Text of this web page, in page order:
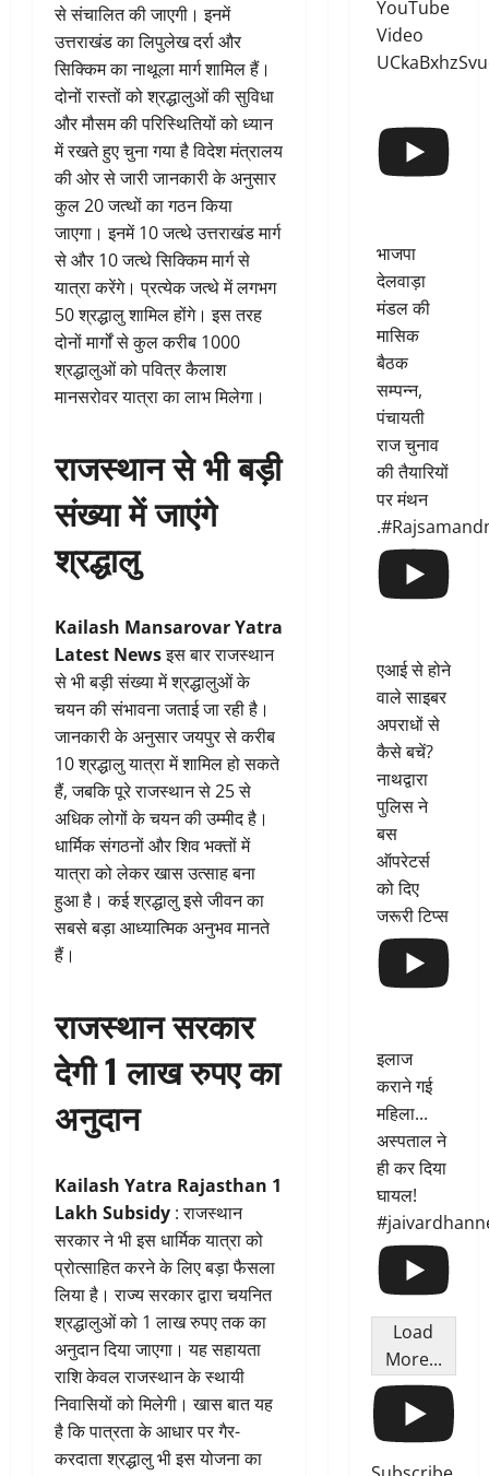
से संचालित की जाएगी। इनमें
उत्तराखंड का लिपुलेख दर्रा और
सिक्किम का नाथूला मार्ग शामिल हैं।
दोनों रास्तों को श्रद्धालुओं की सुविधा
और मौसम की परिस्थितियों को ध्यान
में रखते हुए चुना गया है विदेश मंत्रालय
की ओर से जारी जानकारी के अनुसार
कुल 20 जत्थों का गठन किया
जाएगा। इनमें 10 जत्थे उत्तराखंड मार्ग
से और 10 जत्थे सिक्किम मार्ग से
यात्रा करेंगे। प्रत्येक जत्थे में लगभग
50 श्रद्धालु शामिल होंगे। इस तरह
दोनों मार्गों से कुल करीब 1000
श्रद्धालुओं को पवित्र कैलाश
मानसरोवर यात्रा का लाभ मिलेगा।
राजस्थान से भी बड़ी
संख्या में जाएंगे
श्रद्धालु
Kailash Mansarovar Yatra
Latest Newsइस बार राजस्थान
से भी बड़ी संख्या में श्रद्धालुओं के
चयन की संभावना जताई जा रही है।
जानकारी के अनुसार जयपुर से करीब
10 श्रद्धालु यात्रा में शामिल हो सकते
हैं, जबकि पूरे राजस्थान से 25 से
अधिक लोगों के चयन की उम्मीद है।
धार्मिक संगठनों और शिव भक्तों में
यात्रा को लेकर खास उत्साह बना
हुआ है। कई श्रद्धालु इसे जीवन का
सबसे बड़ा आध्यात्मिक अनुभव मानते
हैं।
राजस्थान सरकार
देगी 1 लाख रुपए का
अनुदान
Kailash Yatra Rajasthan 1
Lakh Subsidy : राजस्थान
सरकार ने भी इस धार्मिक यात्रा को
प्रोत्साहित करने के लिए बड़ा फैसला
लिया है। राज्य सरकार द्वारा चयनित
श्रद्धालुओं को 1 लाख रुपए तक का
अनुदान दिया जाएगा। यह सहायता
राशि केवल राजस्थान के स्थायी
निवासियों को मिलेगी। खास बात यह
है कि पात्रता के आधार पर गैर-
करदाता श्रद्धालु भी इस योजना का
YouTube
Video
भाजपा
देलवाड़ा
मंडल की
मासिक
बैठक
सम्पन्न,
पंचायती
राज चुनाव
की तैयारियों
पर मंथन
एआई से होने
वाले साइबर
अपराधों से
कैसे बचें?
नाथद्वारा
पुलिस ने
बस
ऑपरेटर्स
को दिए
जरूरी टिप्स
इलाज
कराने गई
महिला...
अस्पताल ने
ही कर दिया
घायल!
Load
More...